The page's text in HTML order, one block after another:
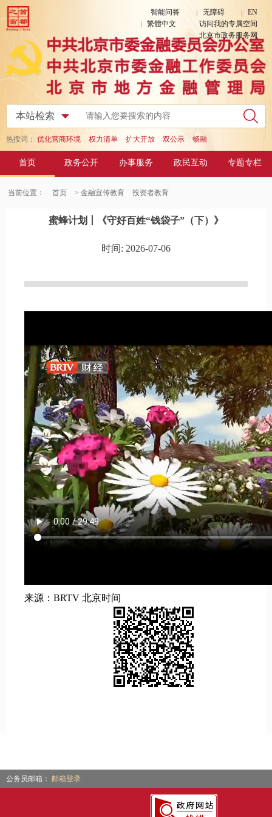
智能问答 无障碍
EN
繁體中文
访问我的专属空间
北京市政务服务网
热搜词： 优化营商环境 权力清单 扩大开放 双公示 畅融
首页 政务公开 办事服务 政民互动 专题专栏
当前位置： 首页 > 金融宣传教育 投资者教育
蜜蜂计划丨《守好百姓“钱袋子”（下）》
时间: 2026-07-06
来源：BRTV 北京时间
公务员邮箱： 邮箱登录